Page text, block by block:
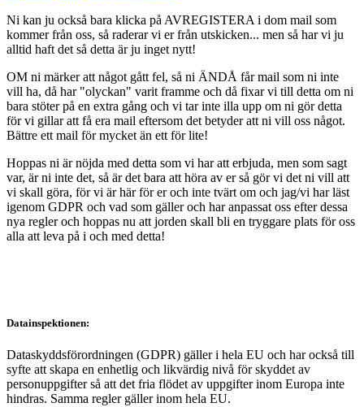
Ni kan ju också bara klicka på AVREGISTERA i dom mail som
kommer från oss, så raderar vi er från utskicken... men så har vi ju
alltid haft det så detta är ju inget nytt!
OM ni märker att något gått fel, så ni ÄNDÅ får mail som ni inte
vill ha, då har "olyckan" varit framme och då fixar vi till detta om ni
bara stöter på en extra gång och vi tar inte illa upp om ni gör detta
för vi gillar att få era mail eftersom det betyder att ni vill oss något.
Bättre ett mail för mycket än ett för lite!
Hoppas ni är nöjda med detta som vi har att erbjuda, men som sagt
var, är ni inte det, så är det bara att höra av er så gör vi det ni vill att
vi skall göra, för vi är här för er och inte tvärt om och jag/vi har läst
igenom GDPR och vad som gäller och har anpassat oss efter dessa
nya regler och hoppas nu att jorden skall bli en tryggare plats för oss
alla att leva på i och med detta!
Datainspektionen:
Dataskyddsförordningen (GDPR) gäller i hela EU och har också till
syfte att skapa en enhetlig och likvärdig nivå för skyddet av
personuppgifter så att det fria flödet av uppgifter inom Europa inte
hindras. Samma regler gäller inom hela EU.